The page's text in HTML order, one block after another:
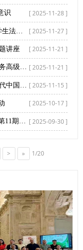
识 [ 2025-11-28 ]
[ 2025-11-27 ]
讲座 [ 2025-11-21 ]
王瀚教授为司法部上合组织国家法律服务高级研修班作专题讲座 [ 2025-11-21 ]
[ 2025-11-15 ]
[ 2025-10-17 ]
最高检“检察实务专家进校园”系列讲座第11期开讲：最高人民检察院党组成员、副检察长苗生明作专题授课 [ 2025-09-30 ]
> » 1/20